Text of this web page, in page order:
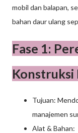
mobil dan balapan,
bahan daur ulang
Fase 1:
Konstruksi
Tujuan:
manajemen
Alat & Bahan: